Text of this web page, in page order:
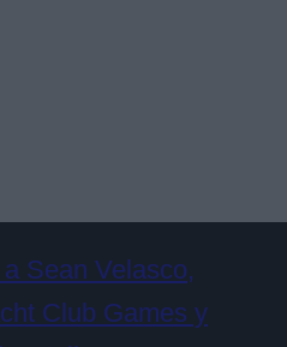
Sean Velasco,
Club Games y